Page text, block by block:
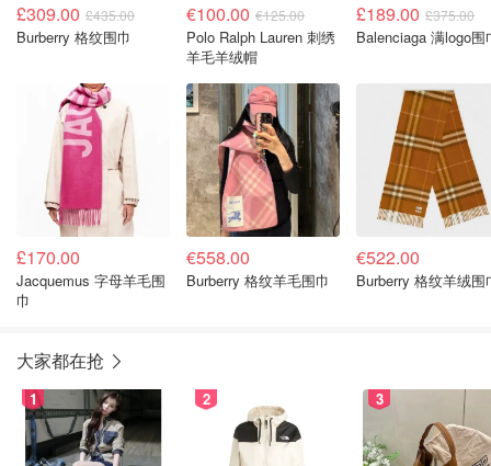
£309.00 £435.00
Burberry 格纹围巾
€100.00 €125.00
Polo Ralph Lauren 刺绣
羊毛羊绒帽
£189.00 £375.00
Balenciaga 满logo围
£170.00
Jacquemus 字母羊毛围
巾
€558.00
Burberry 格纹羊毛围巾
€522.00
Burberry 格纹羊绒围
大家都在抢
1 2 3